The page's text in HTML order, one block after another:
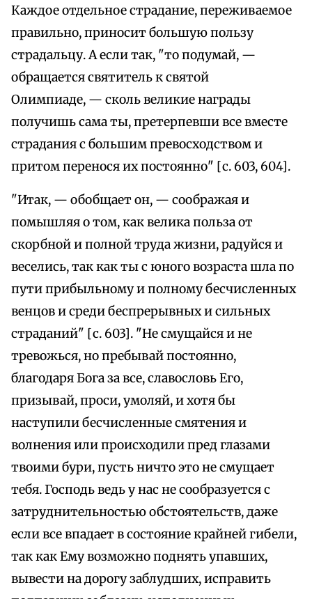
Каждое отдельное страдание, переживаемое
правильно, приносит большую пользу
страдальцу. А если так, "то подумай, —
обращается святитель к святой
Олимпиаде, — сколь великие награды
получишь сама ты, претерпевши все вместе
страдания с большим превосходством и
притом перенося их постоянно" [с. 603, 604].
"Итак, — обобщает он, — соображая и
помышляя о том, как велика польза от
скорбной и полной труда жизни, радуйся и
веселись, так как ты с юного возраста шла по
пути прибыльному и полному бесчисленных
венцов и среди беспрерывных и сильных
страданий" [с. 603]. "Не смущайся и не
тревожься, но пребывай постоянно,
благодаря Бога за все, славословь Его,
призывай, проси, умоляй, и хотя бы
наступили бесчисленные смятения и
волнения или происходили пред глазами
твоими бури, пусть ничто это не смущает
тебя. Господь ведь у нас не сообразуется с
затруднительностью обстоятельств, даже
если все впадает в состояние крайней гибели,
так как Ему возможно поднять упавших,
вывести на дорогу заблудших, исправить